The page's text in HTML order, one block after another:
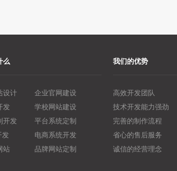
么
设计
企业官网建设
发
学校网站建设
开发
平台系统定制
发
电商系统开发
站
品牌网站定制
我们的优势
高效开发团队
技术开发能力强劲
完善的制作流程
省心的售后服务
诚信的经营理念